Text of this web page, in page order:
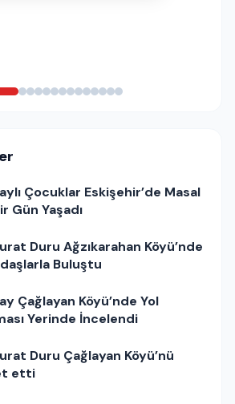
Çocuklar Eskişehir’de Masal
Gün Yaşadı
Duru Ağzıkarahan Köyü’nde
Buluştu
Çağlayan Köyü’nde Yol
Yerinde İncelendi
Duru Çağlayan Köyü’nü
etti